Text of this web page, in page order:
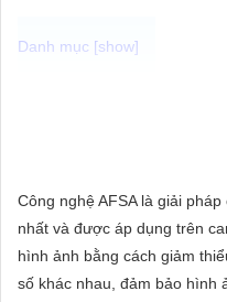
KIỆN
VẤN
DỊCH
VỤ
Để giúp bạn viết tư giới
cao và hình ảnh chất lượng
của bạn? Hãy đến với
chất lượng cao, rõ nét và
không có sự giám sát
Công nghệ AFSA là giải
nhất và được áp dụng trên
hình ảnh bằng cách giảm
số khác nhau, đảm bảo hình